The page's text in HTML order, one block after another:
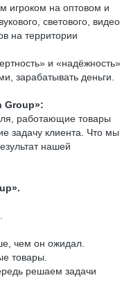
игроком на оптовом и
светового, видео
на территории
и «надёжность»
зарабатывать деньги.
Group»:
работающие товары
задачу клиента. Что мы
нашей
чем он ожидал.
товары.
решаем задачи